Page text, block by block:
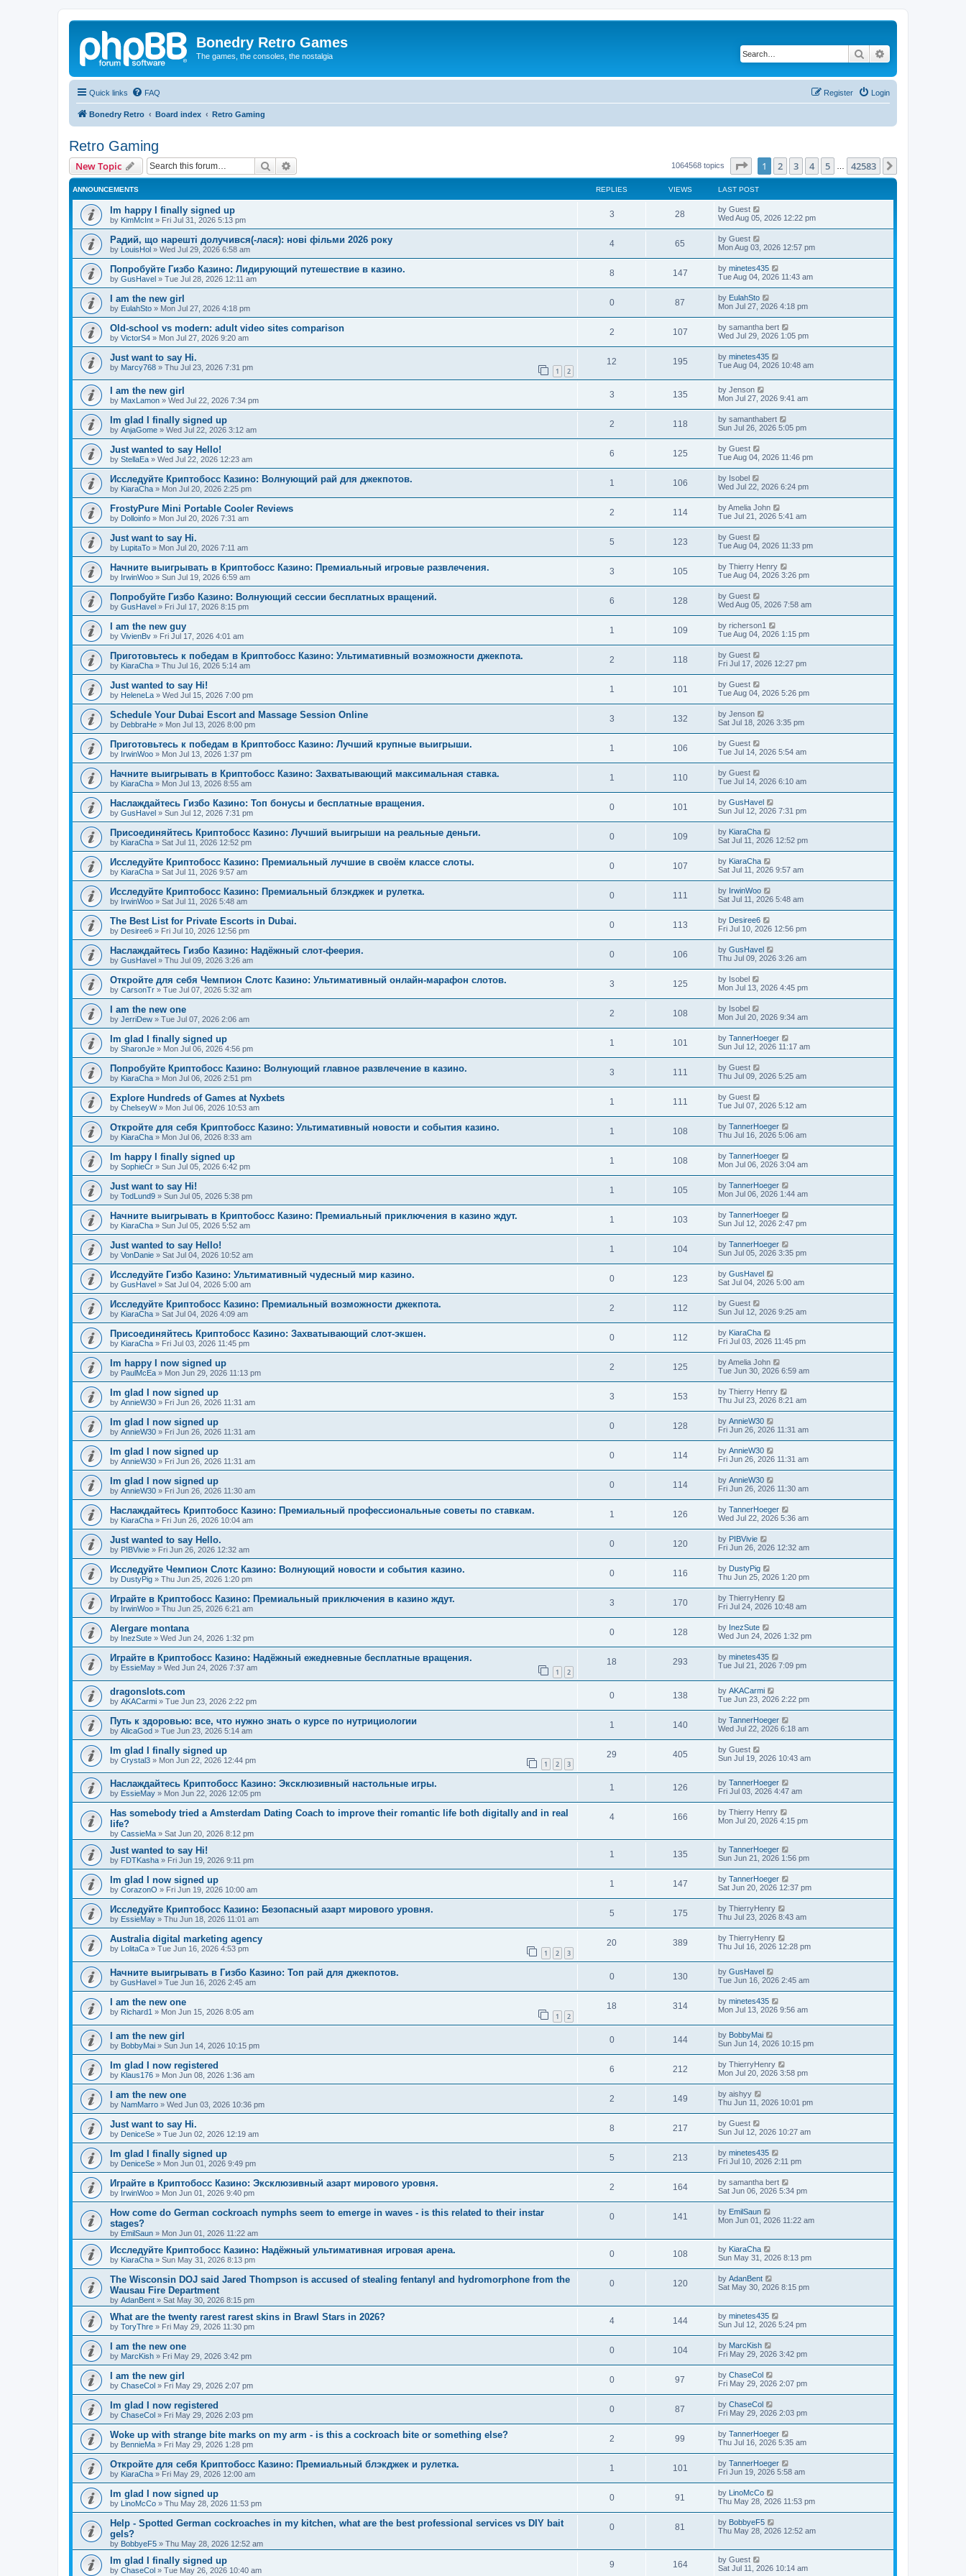
Bonedry Retro Games
The games, the consoles, the nostalgia Search
Quick links FAQ Login
Register
Bonedry Retro Board index Retro Gaming
Retro Gaming
New Topic Search 1064568 topics Page of 42583
1 2 3 4 5 42583
ANNOUNCEMENTS REPLIES VIEWS LAST POST
Im happy I finally signed up
by KimMcInt » Fri Jul 31, 2026 5:13 pm
3 28 by Guest
Wed Aug 05, 2026 12:22 pm
Радий, що нарешті долучився(-лася): нові фільми 2026 року
by LouisHol » Wed Jul 29, 2026 6:58 am
4 65 by Guest
Mon Aug 03, 2026 12:57 pm
Попробуйте Гизбо Казино: Лидирующий путешествие в казино.
by GusHavel » Tue Jul 28, 2026 12:11 am
8 147 by minetes435
Tue Aug 04, 2026 11:43 am
I am the new girl
by EulahSto » Mon Jul 27, 2026 4:18 pm
0 87 by EulahSto
Mon Jul 27, 2026 4:18 pm
Old-school vs modern: adult video sites comparison
by VictorS4 » Mon Jul 27, 2026 9:20 am
2 107 by samantha bert
Wed Jul 29, 2026 1:05 pm
Just want to say Hi.
by Marcy768 » Thu Jul 23, 2026 7:31 pm 1 2
12 195 by minetes435
Tue Aug 04, 2026 10:48 am
I am the new girl
by MaxLamon » Wed Jul 22, 2026 7:34 pm
3 135 by Jenson
Mon Jul 27, 2026 9:41 am
Im glad I finally signed up
by AnjaGome » Wed Jul 22, 2026 3:12 am
2 118 by samanthabert
Sun Jul 26, 2026 5:05 pm
Just wanted to say Hello!
by StellaEa » Wed Jul 22, 2026 12:23 am
6 125 by Guest
Tue Aug 04, 2026 11:46 pm
Исследуйте Криптобосс Казино: Волнующий рай для джекпотов.
by KiaraCha » Mon Jul 20, 2026 2:25 pm
1 106 by Isobel
Wed Jul 22, 2026 6:24 pm
FrostyPure Mini Portable Cooler Reviews
by Dolloinfo » Mon Jul 20, 2026 7:31 am
2 114 byAmelia John
Tue Jul 21, 2026 5:41 am
Just want to say Hi.
by LupitaTo » Mon Jul 20, 2026 7:11 am
5 123 by Guest
Tue Aug 04, 2026 11:33 pm
Начните выигрывать в Криптобосс Казино: Премиальный игровые развлечения.
by IrwinWoo » Sun Jul 19, 2026 6:59 am
3 105 by Thierry Henry
Tue Aug 04, 2026 3:26 pm
Попробуйте Гизбо Казино: Волнующий сессии бесплатных вращений.
by GusHavel » Fri Jul 17, 2026 8:15 pm
6 128 by Guest
Wed Aug 05, 2026 7:58 am
I am the new guy
by VivienBv » Fri Jul 17, 2026 4:01 am
1 109 by richerson1
Tue Aug 04, 2026 1:15 pm
Приготовьтесь к победам в Криптобосс Казино: Ультимативный возможности джекпота.
by KiaraCha » Thu Jul 16, 2026 5:14 am
2 118 by Guest
Fri Jul 17, 2026 12:27 pm
Just wanted to say Hi!
by HeleneLa » Wed Jul 15, 2026 7:00 pm
1 101 by Guest
Tue Aug 04, 2026 5:26 pm
Schedule Your Dubai Escort and Massage Session Online
by DebbraHe » Mon Jul 13, 2026 8:00 pm
3 132 by Jenson
Sat Jul 18, 2026 3:35 pm
Приготовьтесь к победам в Криптобосс Казино: Лучший крупные выигрыши.
by IrwinWoo » Mon Jul 13, 2026 1:37 pm
1 106 by Guest
Tue Jul 14, 2026 5:54 am
Начните выигрывать в Криптобосс Казино: Захватывающий максимальная ставка.
by KiaraCha » Mon Jul 13, 2026 8:55 am
1 110 by Guest
Tue Jul 14, 2026 6:10 am
Наслаждайтесь Гизбо Казино: Топ бонусы и бесплатные вращения.
by GusHavel » Sun Jul 12, 2026 7:31 pm
0 101 by GusHavel
Sun Jul 12, 2026 7:31 pm
Присоединяйтесь Криптобосс Казино: Лучший выигрыши на реальные деньги.
by KiaraCha » Sat Jul 11, 2026 12:52 pm
0 109 by KiaraCha
Sat Jul 11, 2026 12:52 pm
Исследуйте Криптобосс Казино: Премиальный лучшие в своём классе слоты.
by KiaraCha » Sat Jul 11, 2026 9:57 am
0 107 by KiaraCha
Sat Jul 11, 2026 9:57 am
Исследуйте Криптобосс Казино: Премиальный блэкджек и рулетка.
by IrwinWoo » Sat Jul 11, 2026 5:48 am
0 111 by IrwinWoo
Sat Jul 11, 2026 5:48 am
The Best List for Private Escorts in Dubai.
by Desiree6 » Fri Jul 10, 2026 12:56 pm
0 113 by Desiree6
Fri Jul 10, 2026 12:56 pm
Наслаждайтесь Гизбо Казино: Надёжный слот-феерия.
by GusHavel » Thu Jul 09, 2026 3:26 am
0 106 by GusHavel
Thu Jul 09, 2026 3:26 am
Откройте для себя Чемпион Слотс Казино: Ультимативный онлайн-марафон слотов.
by CarsonTr » Tue Jul 07, 2026 5:32 am
3 125 by Isobel
Mon Jul 13, 2026 4:45 pm
I am the new one
by JerriDew » Tue Jul 07, 2026 2:06 am
2 108 by Isobel
Mon Jul 20, 2026 9:34 am
Im glad I finally signed up
by SharonJe » Mon Jul 06, 2026 4:56 pm
1 101 by TannerHoeger
Sun Jul 12, 2026 11:17 am
Попробуйте Криптобосс Казино: Волнующий главное развлечение в казино.
by KiaraCha » Mon Jul 06, 2026 2:51 pm
3 111 by Guest
Thu Jul 09, 2026 5:25 am
Explore Hundreds of Games at Nyxbets
by ChelseyW» Mon Jul 06, 2026 10:53 am
1 111 by Guest
Tue Jul 07, 2026 5:12 am
Откройте для себя Криптобосс Казино: Ультимативный новости и события казино.
by KiaraCha » Mon Jul 06, 2026 8:33 am
1 108 by TannerHoeger
Thu Jul 16, 2026 5:06 am
Im happy I finally signed up
by SophieCr » Sun Jul 05, 2026 6:42 pm
1 108 by TannerHoeger
Mon Jul 06, 2026 3:04 am
Just want to say Hi!
by TodLund9 » Sun Jul 05, 2026 5:38 pm
1 105 by TannerHoeger
Mon Jul 06, 2026 1:44 am
Начните выигрывать в Криптобосс Казино: Премиальный приключения в казино ждут.
by KiaraCha » Sun Jul 05, 2026 5:52 am
1 103 by TannerHoeger
Sun Jul 12, 2026 2:47 pm
Just wanted to say Hello!
by VonDanie » Sat Jul 04, 2026 10:52 am
1 104 by TannerHoeger
Sun Jul 05, 2026 3:35 pm
Исследуйте Гизбо Казино: Ультимативный чудесный мир казино.
by GusHavel » Sat Jul 04, 2026 5:00 am
0 123 by GusHavel
Sat Jul 04, 2026 5:00 am
Исследуйте Криптобосс Казино: Премиальный возможности джекпота.
by KiaraCha » Sat Jul 04, 2026 4:09 am
2 112 by Guest
Sun Jul 12, 2026 9:25 am
Присоединяйтесь Криптобосс Казино: Захватывающий слот-экшен.
by KiaraCha » Fri Jul 03, 2026 11:45 pm
0 112 by KiaraCha
Fri Jul 03, 2026 11:45 pm
Im happy I now signed up
by PaulMcEa » Mon Jun 29, 2026 11:13 pm
2 125 byAmelia John
Tue Jun 30, 2026 6:59 am
Im glad I now signed up
by AnnieW30 » Fri Jun 26, 2026 11:31 am
3 153 by Thierry Henry
Thu Jul 23, 2026 8:21 am
Im glad I now signed up
by AnnieW30 » Fri Jun 26, 2026 11:31 am
0 128 by AnnieW30
Fri Jun 26, 2026 11:31 am
Im glad I now signed up
by AnnieW30 » Fri Jun 26, 2026 11:31 am
0 114 by AnnieW30
Fri Jun 26, 2026 11:31 am
Im glad I now signed up
by AnnieW30 » Fri Jun 26, 2026 11:30 am
0 114 by AnnieW30
Fri Jun 26, 2026 11:30 am
Наслаждайтесь Криптобосс Казино: Премиальный профессиональные советы по ставкам.
by KiaraCha » Fri Jun 26, 2026 10:04 am
1 126 by TannerHoeger
Wed Jul 22, 2026 5:36 am
Just wanted to say Hello.
by PIBVivie » Fri Jun 26, 2026 12:32 am
0 120 by PIBVivie
Fri Jun 26, 2026 12:32 am
Исследуйте Чемпион Слотс Казино: Волнующий новости и события казино.
by DustyPig » Thu Jun 25, 2026 1:20 pm
0 116 by DustyPig
Thu Jun 25, 2026 1:20 pm
Играйте в Криптобосс Казино: Премиальный приключения в казино ждут.
by IrwinWoo » Thu Jun 25, 2026 6:21 am
3 170 by ThierryHenry
Fri Jul 24, 2026 10:48 am
Alergare montana
by InezSute » Wed Jun 24, 2026 1:32 pm
0 128 by InezSute
Wed Jun 24, 2026 1:32 pm
Играйте в Криптобосс Казино: Надёжный ежедневные бесплатные вращения.
by EssieMay » Wed Jun 24, 2026 7:37 am 1 2
18 293 by minetes435
Tue Jul 21, 2026 7:09 pm
dragonslots.com
by AKACarmi » Tue Jun 23, 2026 2:22 pm
0 138 by AKACarmi
Tue Jun 23, 2026 2:22 pm
Путь к здоровью: все, что нужно знать о курсе по нутрициологии
by AlicaGod » Tue Jun 23, 2026 5:14 am
1 140 by TannerHoeger
Wed Jul 22, 2026 6:18 am
Im glad I finally signed up
by Crystal3 » Mon Jun 22, 2026 12:44 pm 1 2 3
29 405 by Guest
Sun Jul 19, 2026 10:43 am
Наслаждайтесь Криптобосс Казино: Эксклюзивный настольные игры.
by EssieMay » Mon Jun 22, 2026 12:05 pm
1 126 by TannerHoeger
Fri Jul 03, 2026 4:47 am
Has somebody tried a Amsterdam Dating Coach to improve their romantic life both digitally and in real
life?
by CassieMa » Sat Jun 20, 2026 8:12 pm
4 166 by Thierry Henry
Mon Jul 20, 2026 4:15 pm
Just wanted to say Hi!
by FDTKasha » Fri Jun 19, 2026 9:11 pm
1 135 by TannerHoeger
Sun Jun 21, 2026 1:56 pm
Im glad I now signed up
by CorazonO » Fri Jun 19, 2026 10:00 am
1 147 by TannerHoeger
Sat Jun 20, 2026 12:37 pm
Исследуйте Криптобосс Казино: Безопасный азарт мирового уровня.
by EssieMay » Thu Jun 18, 2026 11:01 am
5 175 by ThierryHenry
Thu Jul 23, 2026 8:43 am
Australia digital marketing agency
by LolitaCa » Tue Jun 16, 2026 4:53 pm 1 2 3
20 389 by ThierryHenry
Thu Jul 16, 2026 12:28 pm
Начните выигрывать в Гизбо Казино: Топ рай для джекпотов.
by GusHavel » Tue Jun 16, 2026 2:45 am
0 130 by GusHavel
Tue Jun 16, 2026 2:45 am
I am the new one
by Richard1 » Mon Jun 15, 2026 8:05 am 1 2
18 314 by minetes435
Mon Jul 13, 2026 9:56 am
I am the new girl
by BobbyMai » Sun Jun 14, 2026 10:15 pm
0 144 by BobbyMai
Sun Jun 14, 2026 10:15 pm
Im glad I now registered
by Klaus176 » Mon Jun 08, 2026 1:36 am
6 212 by ThierryHenry
Mon Jul 20, 2026 3:58 pm
I am the new one
by NamMarro » Wed Jun 03, 2026 10:36 pm
2 149 by aishyy
Thu Jun 11, 2026 10:01 pm
Just want to say Hi.
by DeniceSe » Tue Jun 02, 2026 12:19 am
8 217 by Guest
Sun Jul 12, 2026 10:27 am
Im glad I finally signed up
by DeniceSe » Mon Jun 01, 2026 9:49 pm
5 213 by minetes435
Fri Jul 10, 2026 2:11 pm
Играйте в Криптобосс Казино: Эксклюзивный азарт мирового уровня.
by IrwinWoo » Mon Jun 01, 2026 9:40 pm
2 164 by samantha bert
Sat Jun 06, 2026 5:34 pm
How come do German cockroach nymphs seem to emerge in waves - is this related to their instar
stages?
by EmilSaun » Mon Jun 01, 2026 11:22 am
0 141 by EmilSaun
Mon Jun 01, 2026 11:22 am
Исследуйте Криптобосс Казино: Надёжный ультимативная игровая арена.
by KiaraCha » Sun May 31, 2026 8:13 pm
0 108 by KiaraCha
Sun May 31, 2026 8:13 pm
The Wisconsin DOJ said Jared Thompson is accused of stealing fentanyl and hydromorphone from the
Wausau Fire Department
by AdanBent » Sat May 30, 2026 8:15 pm
0 120 by AdanBent
Sat May 30, 2026 8:15 pm
What are the twenty rarest rarest skins in Brawl Stars in 2026?
by ToryThre » Fri May 29, 2026 11:30 pm
4 144 by minetes435
Sun Jul 12, 2026 5:24 pm
I am the new one
by MarcKish » Fri May 29, 2026 3:42 pm
0 104 by MarcKish
Fri May 29, 2026 3:42 pm
I am the new girl
by ChaseCol » Fri May 29, 2026 2:07 pm
0 97 by ChaseCol
Fri May 29, 2026 2:07 pm
Im glad I now registered
by ChaseCol » Fri May 29, 2026 2:03 pm
0 87 by ChaseCol
Fri May 29, 2026 2:03 pm
Woke up with strange bite marks on my arm - is this a cockroach bite or something else?
by BennieMa » Fri May 29, 2026 1:28 pm
2 99 by TannerHoeger
Thu Jul 16, 2026 5:35 am
Откройте для себя Криптобосс Казино: Премиальный блэкджек и рулетка.
by KiaraCha » Fri May 29, 2026 12:00 am
1 101 by TannerHoeger
Fri Jun 19, 2026 5:58 am
Im glad I now signed up
by LinoMcCo » Thu May 28, 2026 11:53 pm
0 91 by LinoMcCo
Thu May 28, 2026 11:53 pm
Help - Spotted German cockroaches in my kitchen, what are the best professional services vs DIY bait
gels?
by BobbyeF5 » Thu May 28, 2026 12:52 am
0 81 by BobbyeF5
Thu May 28, 2026 12:52 am
Im glad I finally signed up
by ChaseCol » Tue May 26, 2026 10:40 am
9 164 by Guest
Sat Jul 11, 2026 10:14 am